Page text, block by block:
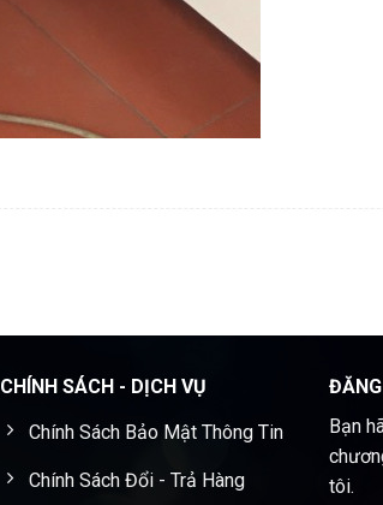
CHÍNH SÁCH - DỊCH VỤ
Chính Sách Bảo Mật Thông Tin
Chính Sách Đổi - Trả Hàng
Bạn
tôi.